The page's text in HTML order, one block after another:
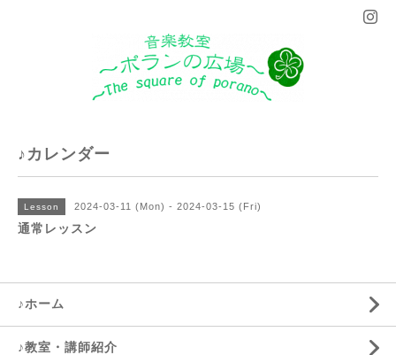
♪カレンダー
Lesson 2024-03-11 (Mon) - 2024-03-15 (Fri)
通常レッスン
♪ホーム
♪教室・講師紹介